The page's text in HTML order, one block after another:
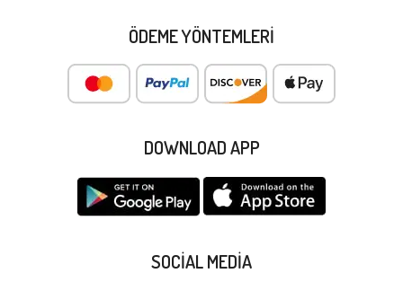
ÖDEME YÖNTEMLERI
DOWNLOAD APP
SOCIAL MEDIA